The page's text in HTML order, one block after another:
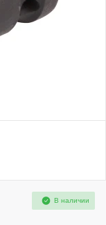
В наличии